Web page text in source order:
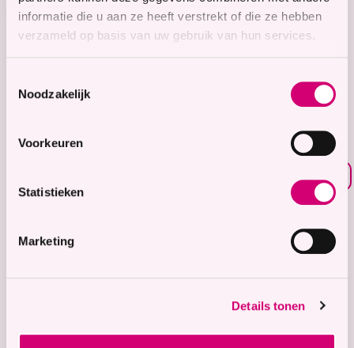
informatie die u aan ze heeft verstrekt of die ze hebben
verzameld op basis van uw gebruik van hun services.
Noodzakelijk
Voorkeuren
Statistieken
Marketing
Details tonen
Zorg in het Zeeuwse hart
Tijdelijke zorg
Bekijk onze 9 locaties